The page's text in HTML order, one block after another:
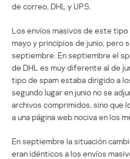
de correo, DHL y UPS.
Los envíos masivos de este
mayo y principios de junio, pero
septiembre. En septiembre el
de DHL es muy diferente al de
tipo de spam estaba dirigido a
segundo lugar en junio no se
archivos comprimidos, sino que
a una página web nociva en los
En septiembre la situación
eran idénticos a los envíos